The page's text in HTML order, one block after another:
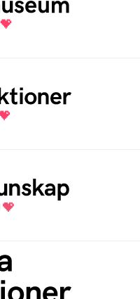
och kureras
färdiga lektioner
dig att bli en
en sektors- eller